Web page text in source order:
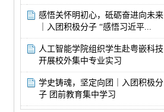
感悟关怀明初心，砥砺奋进向未来
｜入团积极分子 “感悟习近平...
人工智能学院组织学生赴粤嵌科技
开展校外集中专业实习
学史铸魂，坚定向团｜入团积极分
子 团前教育集中学习